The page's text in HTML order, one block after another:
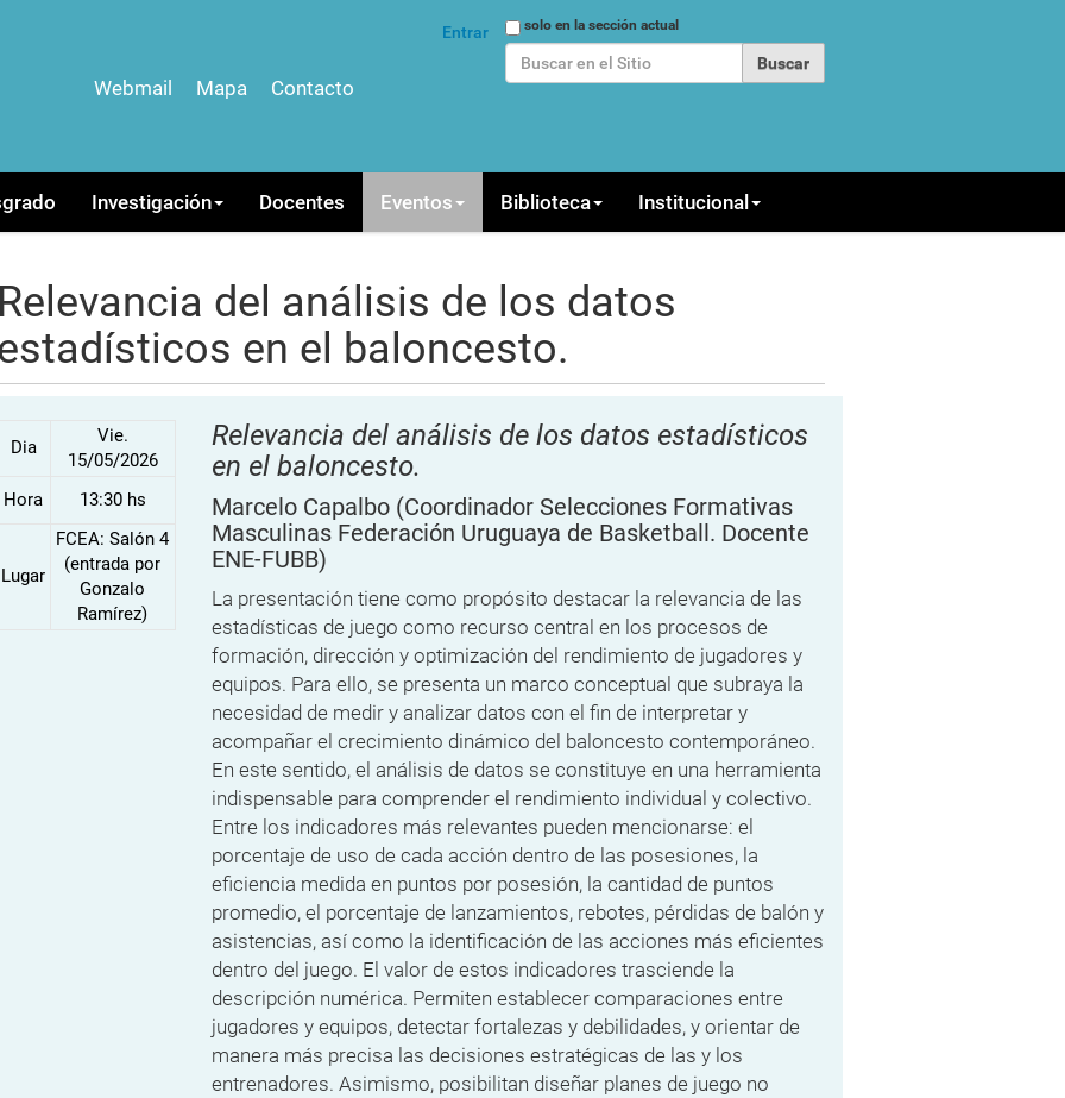
Buscarsolo en la sección actual
Entrar
Webmail Mapa Contacto
Investigación Docentes Eventos Biblioteca Institucional
del análisis de los datos
en el baloncesto.
Dia
Vie.
15/05/2026
Hora
13:30 hs
Lugar
FCEA: Salón 4
(entrada por
Gonzalo
Ramírez)
Relevancia del análisis de los datos estadísticos
en el baloncesto.
Marcelo Capalbo (Coordinador Selecciones Formativas
Masculinas Federación Uruguaya de Basketball. Docente
ENE-FUBB)
La presentación tiene como propósito destacar la relevancia de las
estadísticas de juego como recurso central en los procesos de
formación, dirección y optimización del rendimiento de jugadores y
equipos. Para ello, se presenta un marco conceptual que subraya la
necesidad de medir y analizar datos con el fin de interpretar y
acompañar el crecimiento dinámico del baloncesto contemporáneo.
En este sentido, el análisis de datos se constituye en una herramienta
indispensable para comprender el rendimiento individual y colectivo.
Entre los indicadores más relevantes pueden mencionarse: el
porcentaje de uso de cada acción dentro de las posesiones, la
eficiencia medida en puntos por posesión, la cantidad de puntos
promedio, el porcentaje de lanzamientos, rebotes, pérdidas de balón y
asistencias, así como la identificación de las acciones más eficientes
dentro del juego. El valor de estos indicadores trasciende la
descripción numérica. Permiten establecer comparaciones entre
jugadores y equipos, detectar fortalezas y debilidades, y orientar de
manera más precisa las decisiones estratégicas de las y los
entrenadores. Asimismo, posibilitan diseñar planes de juego no